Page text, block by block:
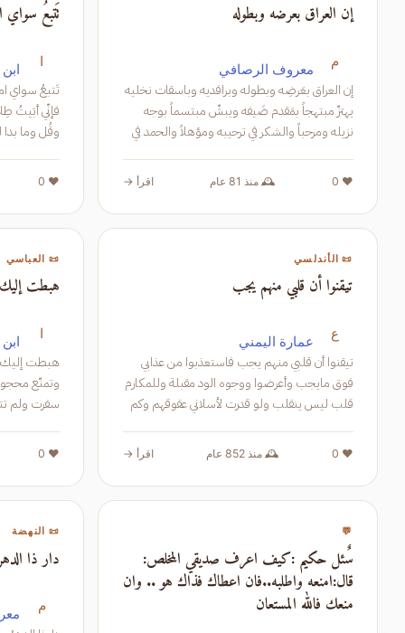
إن العراق بعرضه وبطوله
م معروف الرصافي
إن العراق بعَرضِه وبطوله وبرافديه وباسقات نخليه
يهتزّ مبتهجاً بمَقدم ضَيفه ويبشّ مبتسماً بوجه
نزيله ومرحباً والشكر في ترحيبه ومؤهلاً والحمد في
❤️ 0 🕰️ منذ 81 عام اقرأ →
تَتبعُ سواي
ا
تَتبعُ سواي
فإنّي أبَيتُ
وقُل وما
❤️ 0
📜 الأندلسي
تيقنوا أن قلبي منهم يجب
ع عمارة اليمني
تيقنوا أن قلبي منهم يجب فاستعذبوا من عذابي
فوق مايجب وأعرضوا ووجوه الود مقبلة وللمكارم
قلب ليس ينقلب ولو قدرت لأسلاني عقوقهم وكم
عن ملل فسوف ترضيهم العت
❤️ 0 🕰️ منذ 852 عام اقرأ →
📜 العباسي
هبطت
ا
فلما واصلت ألفت مجاورة الخراب ا
❤️ 0
💬
سٌئل حكيم :كيف اعرف صديقي المخلص:
قال:امنعه واطلبه..فان اعطاك فذاك هو .. وان
منعك فالله المستعان
📜 النهضة
دار ذا
م